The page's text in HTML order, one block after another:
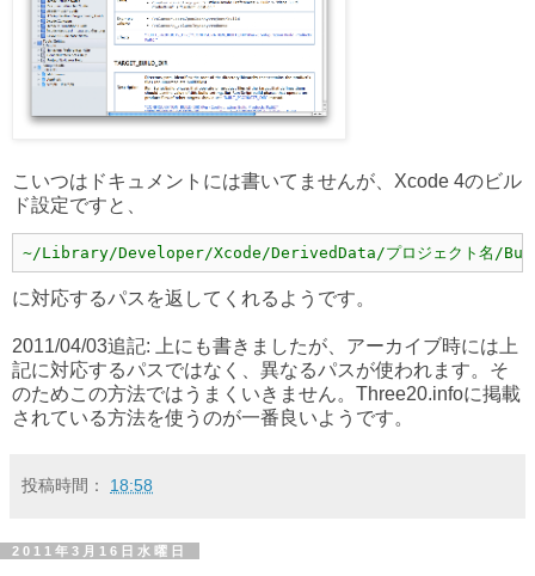
こいつはドキュメントには書いてませんが、Xcode 4のビル
ド設定ですと、
~/Library/Developer/Xcode/DerivedData/プロジェクト名/
に対応するパスを返してくれるようです。
2011/04/03追記: 上にも書きましたが、アーカイブ時には上
記に対応するパスではなく、異なるパスが使われます。そ
のためこの方法ではうまくいきません。Three20.infoに掲載
されている方法を使うのが一番良いようです。
投稿時間： 18:58
2011年3月16日水曜日